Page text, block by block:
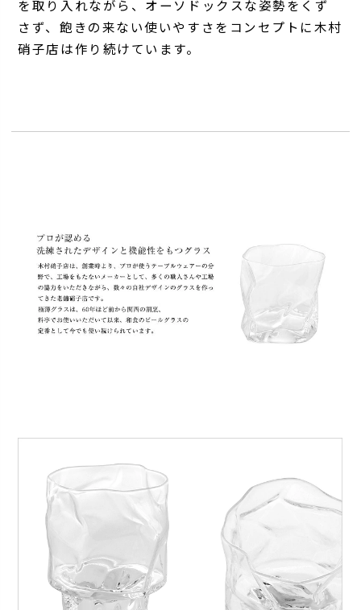
を取り入れながら、オーソドックスな姿勢をくず
さず、飽きの来ない使いやすさをコンセプトに木村
硝子店は作り続けています。